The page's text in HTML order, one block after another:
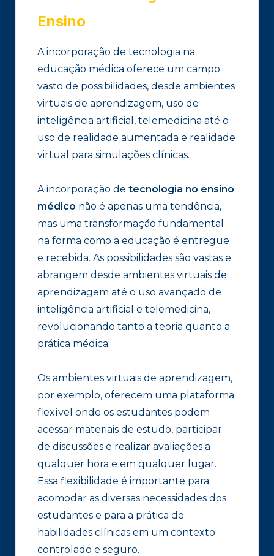
Ensino
A incorporação de tecnologia na
educação médica oferece um campo
vasto de possibilidades, desde ambientes
virtuais de aprendizagem, uso de
inteligência artificial, telemedicina até o
uso de realidade aumentada e realidade
virtual para simulações clínicas.
A incorporação de tecnologia no ensino
médico não é apenas uma tendência,
mas uma transformação fundamental
na forma como a educação é entregue
e recebida. As possibilidades são vastas e
abrangem desde ambientes virtuais de
aprendizagem até o uso avançado de
inteligência artificial e telemedicina,
revolucionando tanto a teoria quanto a
prática médica.
Os ambientes virtuais de aprendizagem,
por exemplo, oferecem uma plataforma
flexível onde os estudantes podem
acessar materiais de estudo, participar
de discussões e realizar avaliações a
qualquer hora e em qualquer lugar.
Essa flexibilidade é importante para
acomodar as diversas necessidades dos
estudantes e para a prática de
habilidades clínicas em um contexto
controlado e seguro.